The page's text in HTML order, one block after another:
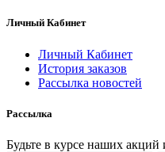
Личный Кабинет
Личный Кабинет
История заказов
Рассылка новостей
Рассылка
Будьте в курсе наших акций